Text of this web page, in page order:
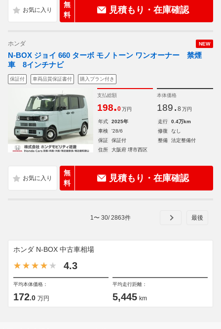
無
料
見積もり・在庫確認
NEW
ホンダ
N-BOX ジョイ 660 ターボ モノトーン ワンオーナー 禁煙
車 8インチナビ
保証付 車両品質保証書付 購入プラン付き
支払総額
198.0 万円
本体価格
189. 8 万円
年式 2025年 走行
0.4万km
車検
'28/6 修復
なし
保証
保証付 整備
法定整備付
住所
大阪府 堺市西区
無
料
見積もり・在庫確認
1 〜 30/2863件
ホンダ N-BOX 中古車相場
4.3
平均本体価格：
172.0 万円
平均走行距離：
5,445 km